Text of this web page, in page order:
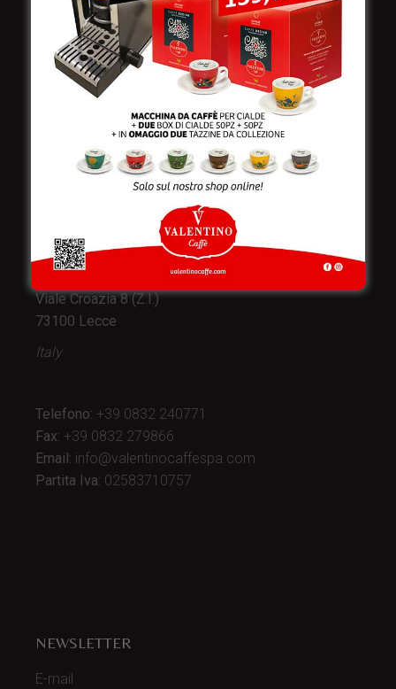
e produzione:
Viale Croazia 8 (Z.I.)
73100 Lecce
Italy
Telefono: +39 0832 240771
Fax: +39 0832 279866
Email: info@valentinocaffespa.com
Partita Iva: 02583710757
NEWSLETTER